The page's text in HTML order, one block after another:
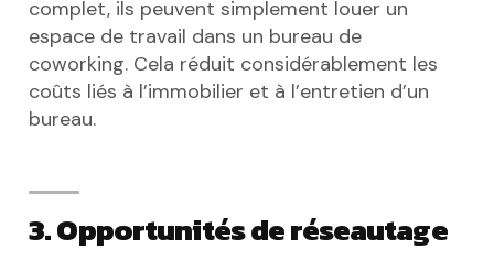
complet, ils peuvent simplement louer un
espace de travail dans un bureau de
coworking. Cela réduit considérablement les
coûts liés à l’immobilier et à l’entretien d’un
bureau.
3. Opportunités de réseautage